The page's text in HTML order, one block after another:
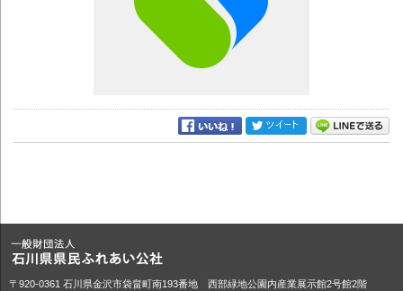
〒920-0361 石川県金沢市袋畠町南193番地 西部緑地公園内産業展示館2号館2階